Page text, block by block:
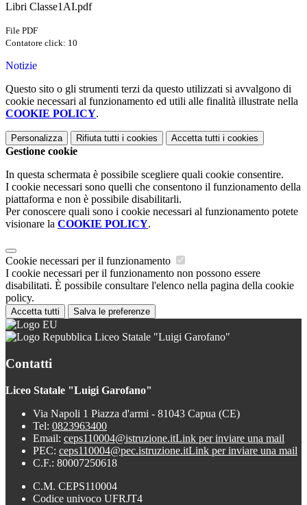
Libri Classe1AI.pdf
File PDF
Contatore click: 10
Notizie
Questo sito o gli strumenti terzi da questo utilizzati si avvalgono di
cookie necessari al funzionamento ed utili alle finalità illustrate nella
COOKIE POLICY.
Personalizza Rifiuta tutti i cookies Accetta tutti i cookies
Gestione cookie
In questa schermata è possibile scegliere quali cookie consentire.
I cookie necessari sono quelli che consentono il funzionamento della
piattaforma e non è possibile disabilitarli.
Per conoscere quali sono i cookie necessari al funzionamento potete
visionare la COOKIE POLICY.
Cookie necessari per il funzionamento
I cookie necessari per il funzionamento non possono essere
disabilitati. È possibile consultare l'elenco nella pagina della cookie
policy.
Accetta tutti Salva le preferenze
Liceo Statale "Luigi Garofano"
Contatti
Liceo Statale "Luigi Garofano"
Via Napoli 1 Piazza d'armi - 81043 Capua (CE)
Tel: 0823963400
Email: ceps110004@istruzione.itLink per inviare una mail
PEC: ceps110004@pec.istruzione.itLink per inviare una mail
C.F.: 80007250618
C.M. CEPS110004
Codice univoco UFRJT4